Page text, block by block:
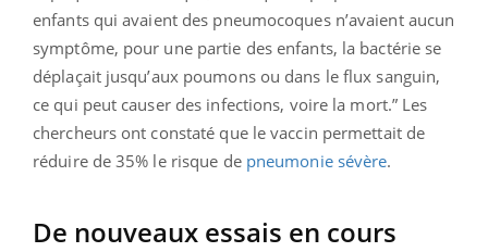
enfants qui avaient des pneumocoques n’avaient aucun
symptôme, pour une partie des enfants, la bactérie se
déplaçait jusqu’aux poumons ou dans le flux sanguin,
ce qui peut causer des infections, voire la mort.” Les
chercheurs ont constaté que le vaccin permettait de
réduire de 35% le risque de pneumonie sévère.
De nouveaux essais en cours